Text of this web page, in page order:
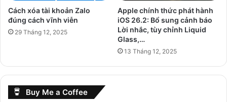
Cách xóa tài khoản Zalo
đúng cách vĩnh viễn
29 Tháng 12, 2025
Apple chính thức phát hành
iOS 26.2: Bổ sung cảnh báo
Lời nhắc, tùy chỉnh Liquid
Glass,…
13 Tháng 12, 2025
Buy Me a Coffee